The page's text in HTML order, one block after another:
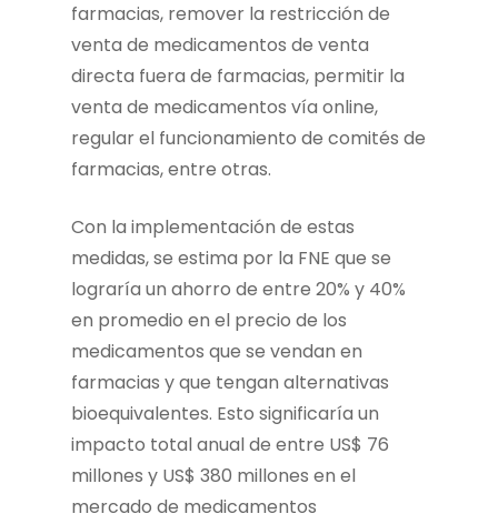
farmacias, remover la restricción de
venta de medicamentos de venta
directa fuera de farmacias, permitir la
venta de medicamentos vía online,
regular el funcionamiento de comités de
farmacias, entre otras.
Con la implementación de estas
medidas, se estima por la FNE que se
lograría un ahorro de entre 20% y 40%
en promedio en el precio de los
medicamentos que se vendan en
farmacias y que tengan alternativas
bioequivalentes. Esto significaría un
impacto total anual de entre US$ 76
millones y US$ 380 millones en el
mercado de medicamentos